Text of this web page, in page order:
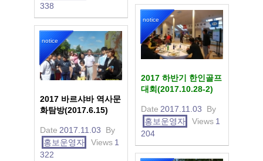
338
notice
2017 하반기 한인골프
대회(2017.10.28-2)
Date 2017.11.03
By
홍보운영자
Views 1
204
notice
2017 바르샤바 역사문
화탐방(2017.6.15)
Date 2017.11.03
By
홍보운영자
Views 1
322